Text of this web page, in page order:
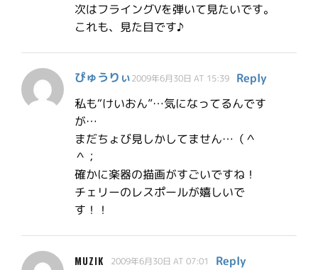
次はフライングVを弾いて見たいです。
これも、見た目です♪
ぴゅうりぃ2009年6月30日 AT 15:39
Reply
私も“けいおん”…気になってるんです
が…
まだちょび見しかしてません…（＾
＾；
確かに楽器の描画がすごいですね！
チェリーのレスポールが嬉しいで
す！！
MUZIK 2009年6月30日 AT 07:01
Reply